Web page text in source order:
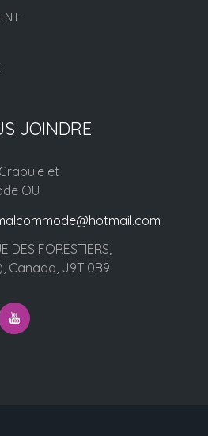
JOINDRE
et
OU
DES FORESTIERS,
Canada, J9T 0B9